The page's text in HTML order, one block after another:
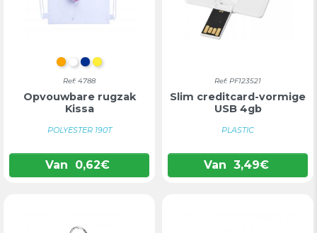
ORANJE
WITBLAUW
GEEL
Ref: 4788
Opvouwbare rugzak
Kissa
POLYESTER 190T
Van 0,62€
Ref: PF123521
Slim creditcard-vormige
USB 4gb
PLASTIC
Van 3,49€